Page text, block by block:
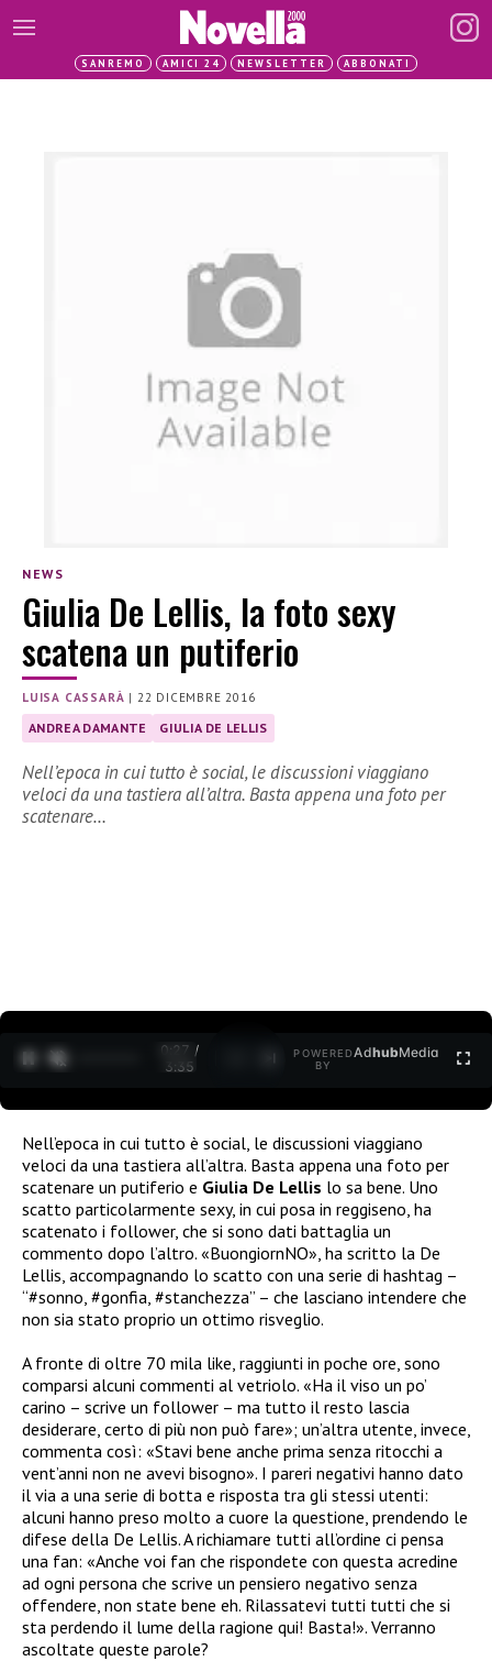
SANREMO AMICI 24 NEWSLETTER ABBONATI
NEWS
Giulia De Lellis, la foto sexy
scatena un putiferio
LUISA CASSARÀ | 22 DICEMBRE 2016
ANDREA DAMANTE GIULIA DE LELLIS
Nell’epoca in cui tutto è social, le discussioni viaggiano
veloci da una tastiera all’altra. Basta appena una foto per
scatenare…
0:27 /
3:35
POWERED
BY
AdhubMedia
Nell’epoca in cui tutto è social, le discussioni viaggiano
veloci da una tastiera all’altra. Basta appena una foto per
scatenare un putiferio e Giulia De Lellis lo sa bene. Uno
scatto particolarmente sexy, in cui posa in reggiseno, ha
scatenato i follower, che si sono dati battaglia un
commento dopo l’altro. «BuongiornNO», ha scritto la De
Lellis, accompagnando lo scatto con una serie di hashtag –
“#sonno, #gonfia, #stanchezza” – che lasciano intendere che
non sia stato proprio un ottimo risveglio.
A fronte di oltre 70 mila like, raggiunti in poche ore, sono
comparsi alcuni commenti al vetriolo. «Ha il viso un po’
carino – scrive un follower – ma tutto il resto lascia
desiderare, certo di più non può fare»; un’altra utente, invece,
commenta così: «Stavi bene anche prima senza ritocchi a
vent’anni non ne avevi bisogno». I pareri negativi hanno dato
il via a una serie di botta e risposta tra gli stessi utenti:
alcuni hanno preso molto a cuore la questione, prendendo le
difese della De Lellis. A richiamare tutti all’ordine ci pensa
una fan: «Anche voi fan che rispondete con questa acredine
ad ogni persona che scrive un pensiero negativo senza
offendere, non state bene eh. Rilassatevi tutti tutti che si
sta perdendo il lume della ragione qui! Basta!». Verranno
ascoltate queste parole?